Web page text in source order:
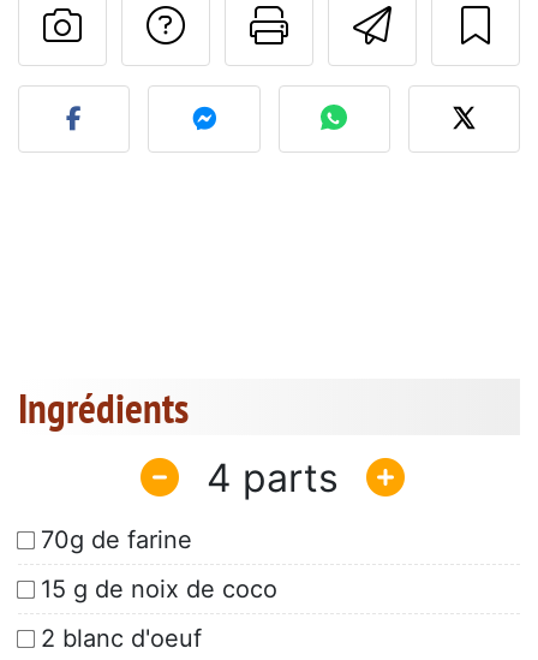
Imprimer
Poser une
Publier votre photo de
Ingrédients
4
70g de farine
15 g de noix de coco
2 blanc d'oeuf